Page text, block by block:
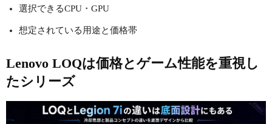
選択できるCPU・GPU
想定されている用途と価格帯
Lenovo LOQは価格とゲーム性能を重視し
たシリーズ